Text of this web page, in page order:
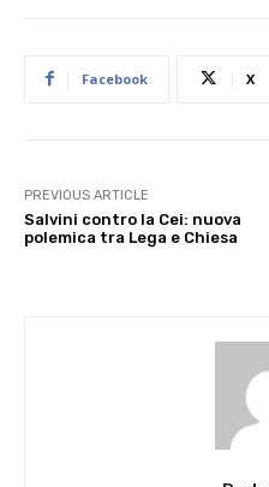
Facebook X
PREVIOUS ARTICLE
Salvini contro la Cei: nuova
polemica tra Lega e Chiesa